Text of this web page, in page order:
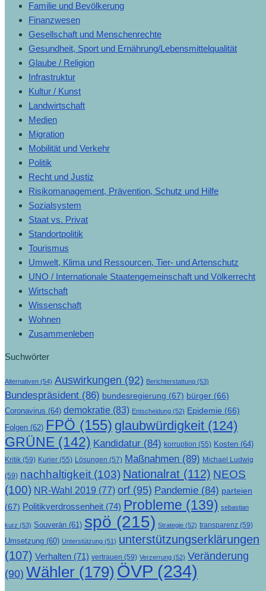
Familie und Bevölkerung
Finanzwesen
Gesellschaft und Menschenrechte
Gesundheit, Sport und Ernährung/Lebensmittelqualität
Glaube / Religion
Infrastruktur
Kultur / Kunst
Landwirtschaft
Medien
Migration
Mobilität und Verkehr
Politik
Recht und Justiz
Risikomanagement, Prävention, Schutz und Hilfe
Sozialsystem
Staat vs. Privat
Standortpolitik
Tourismus
Umwelt, Klima und Ressourcen, Tier- und Artenschutz
UNO / Internationale Staatengemeinschaft und Völkerrecht
Wirtschaft
Wissenschaft
Wohnen
Zusammenleben
Suchwörter
Alternativen (54) Auswirkungen (92) Berichterstattung (53)
Bundespräsident (86) bundesregierung (67) bürger (66)
Coronavirus (64) demokratie (83) Entscheidung (52) Epidemie (66)
Folgen (62) FPÖ (155) glaubwürdigkeit (124)
GRÜNE (142) Kandidatur (84) korruption (55) Kosten (64)
Kritik (59) Kurier (55) Lösungen (57) Maßnahmen (89) Michael Ludwig
(59) nachhaltigkeit (103) Nationalrat (112) NEOS
(100) NR-Wahl 2019 (77) orf (95) Pandemie (84) parteien
(67) Politikverdrossenheit (74) Probleme (139) sebastian
kurz (53) Souverän (61) spö (215) Strategie (52) transparenz (59)
Umsetzung (60) Unterstützung (51) unterstützungserklärungen
(107) Verhalten (71) vertrauen (59) Verzerrung (52) Veränderung
(90) Wähler (179) ÖVP (234)